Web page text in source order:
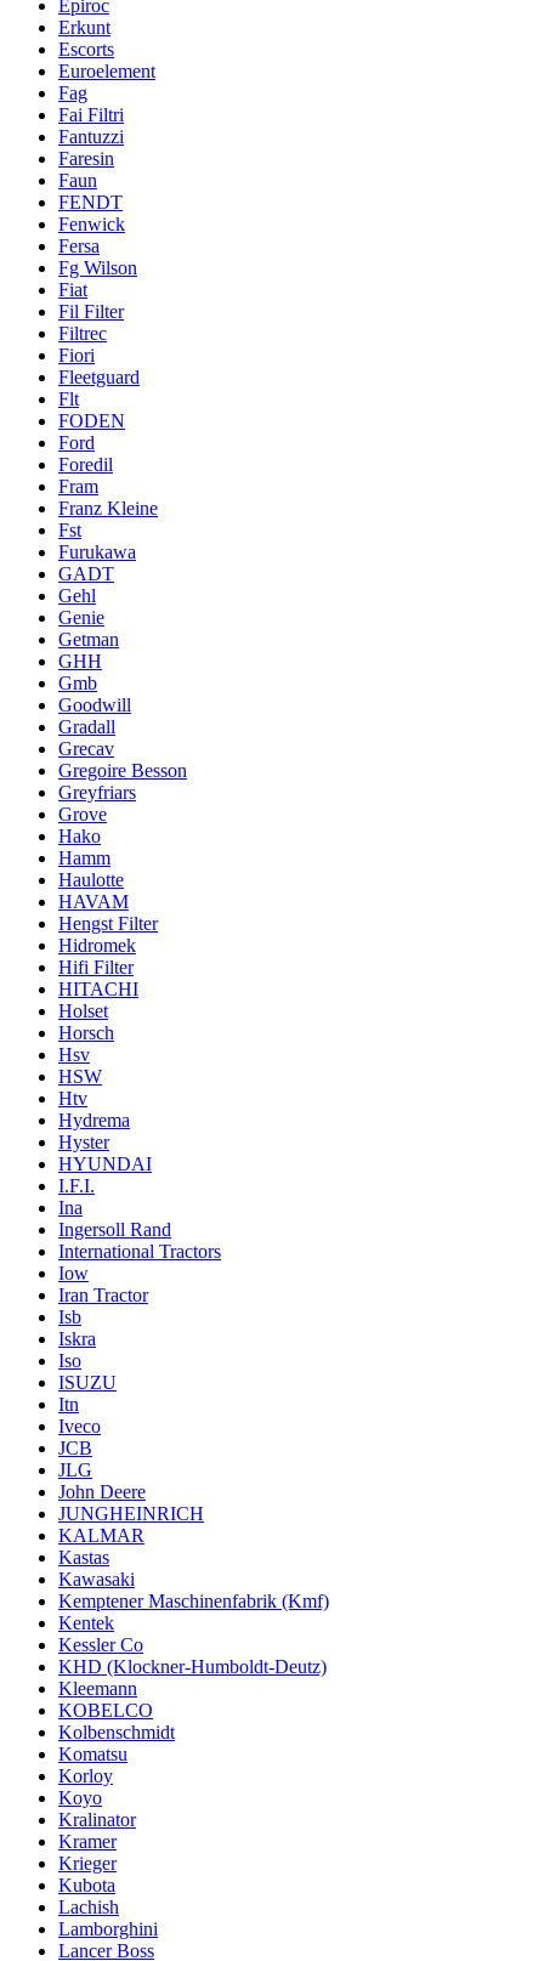
Epiroc
Erkunt
Escorts
Euroelement
Fag
Fai Filtri
Fantuzzi
Faresin
Faun
FENDT
Fenwick
Fersa
Fg Wilson
Fiat
Fil Filter
Filtrec
Fiori
Fleetguard
Flt
FODEN
Ford
Foredil
Fram
Franz Kleine
Fst
Furukawa
GADT
Gehl
Genie
Getman
GHH
Gmb
Goodwill
Gradall
Grecav
Gregoire Besson
Greyfriars
Grove
Hako
Hamm
Haulotte
HAVAM
Hengst Filter
Hidromek
Hifi Filter
HITACHI
Holset
Horsch
Hsv
HSW
Htv
Hydrema
Hyster
HYUNDAI
I.F.I.
Ina
Ingersoll Rand
International Tractors
Iow
Iran Tractor
Isb
Iskra
Iso
ISUZU
Itn
Iveco
JCB
JLG
John Deere
JUNGHEINRICH
KALMAR
Kastas
Kawasaki
Kemptener Maschinenfabrik (Kmf)
Kentek
Kessler Co
KHD (Klockner-Humboldt-Deutz)
Kleemann
KOBELCO
Kolbenschmidt
Komatsu
Korloy
Koyo
Kralinator
Kramer
Krieger
Kubota
Lachish
Lamborghini
Lancer Boss